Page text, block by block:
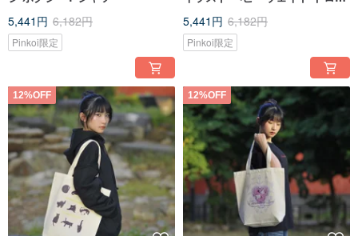
5,441円 6,182円
Pinkoi限定
5,441円 6,182円
Pinkoi限定
12%OFF 12%OFF